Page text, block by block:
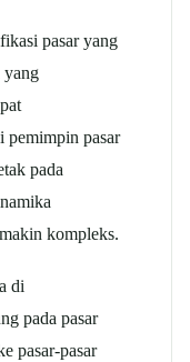
pasar yang
yang
pemimpin pasar
pada
kompleks.
di
pada pasar
pasar-pasar